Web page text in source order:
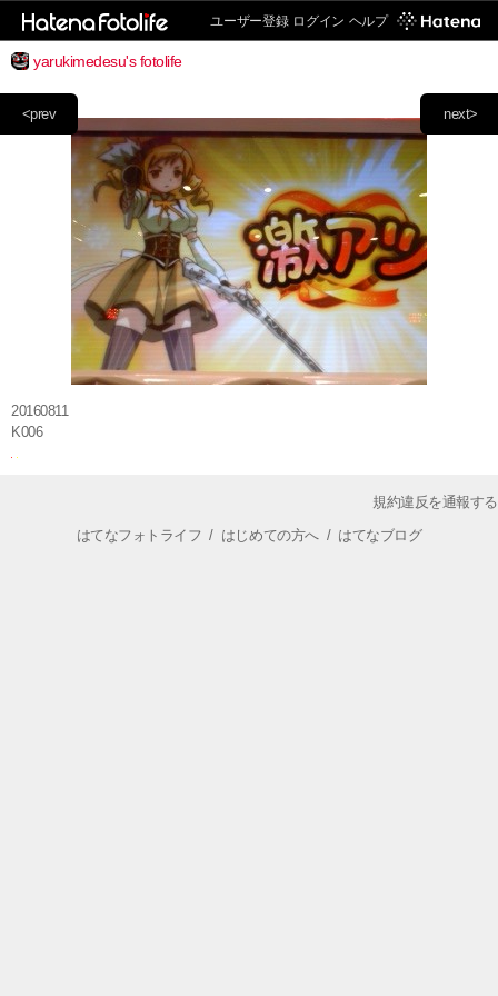
ユーザー登録 ログイン ヘルプ
yarukimedesu's fotolife
next>
<prev
20160811
K006
規約違反を通報する
はてなフォトライフ / はじめての方へ/ はてなブログ